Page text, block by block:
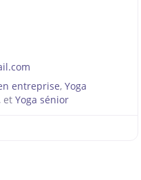
entreprise, Yoga
, et Yoga sénior